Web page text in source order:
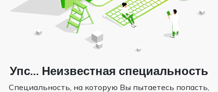
Упс... Неизвестная специальность
Специальность, на которую Вы пытаетесь попасть,